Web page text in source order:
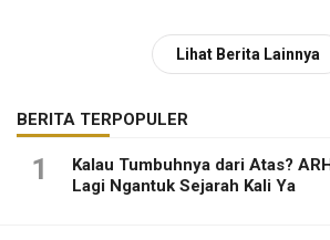
Lihat Berita Lainnya
BERITA TERPOPULER
1
Kalau Tumbuhnya dari Atas?
Lagi Ngantuk Sejarah Kali Ya